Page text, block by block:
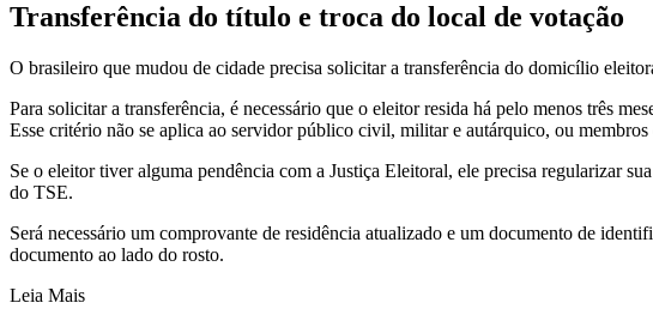
Transferência do título e troca do local de votação
O brasileiro que mudou de cidade precisa solicitar a transferência do domicílio
Para solicitar a transferência, é necessário que o eleitor resida há pelo menos três
Esse critério não se aplica ao servidor público civil, militar e autárquico, ou
Se o eleitor tiver alguma pendência com a Justiça Eleitoral, ele precisa regularizar
do TSE.
Será necessário um comprovante de residência atualizado e um documento de
documento ao lado do rosto.
Leia Mais